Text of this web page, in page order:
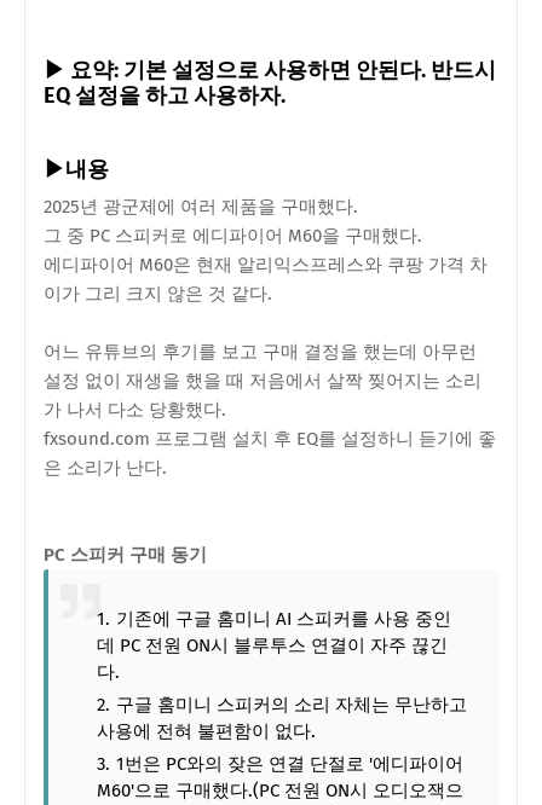
▶ 요약: 기본 설정으로 사용하면 안된다. 반드시
EQ 설정을 하고 사용하자.
▶내용
2025년 광군제에 여러 제품을 구매했다.
그 중 PC 스피커로 에디파이어 M60을 구매했다.
에디파이어 M60은 현재 알리익스프레스와 쿠팡 가격 차
이가 그리 크지 않은 것 같다.
어느 유튜브의 후기를 보고 구매 결정을 했는데 아무런
설정 없이 재생을 했을 때 저음에서 살짝 찢어지는 소리
가 나서 다소 당황했다.
fxsound.com 프로그램 설치 후 EQ를 설정하니 듣기에 좋
은 소리가 난다.
PC 스피커 구매 동기
기존에 구글 홈미니 AI 스피커를 사용 중인
데 PC 전원 ON시 블루투스 연결이 자주 끊긴
다.
구글 홈미니 스피커의 소리 자체는 무난하고
사용에 전혀 불편함이 없다.
1번은 PC와의 잦은 연결 단절로 '에디파이어
M60'으로 구매했다.(PC 전원 ON시 오디오잭으